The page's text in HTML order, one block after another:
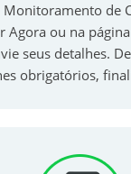
Monitoramento de
Agora ou na
seus detalhes.
obrigatórios,